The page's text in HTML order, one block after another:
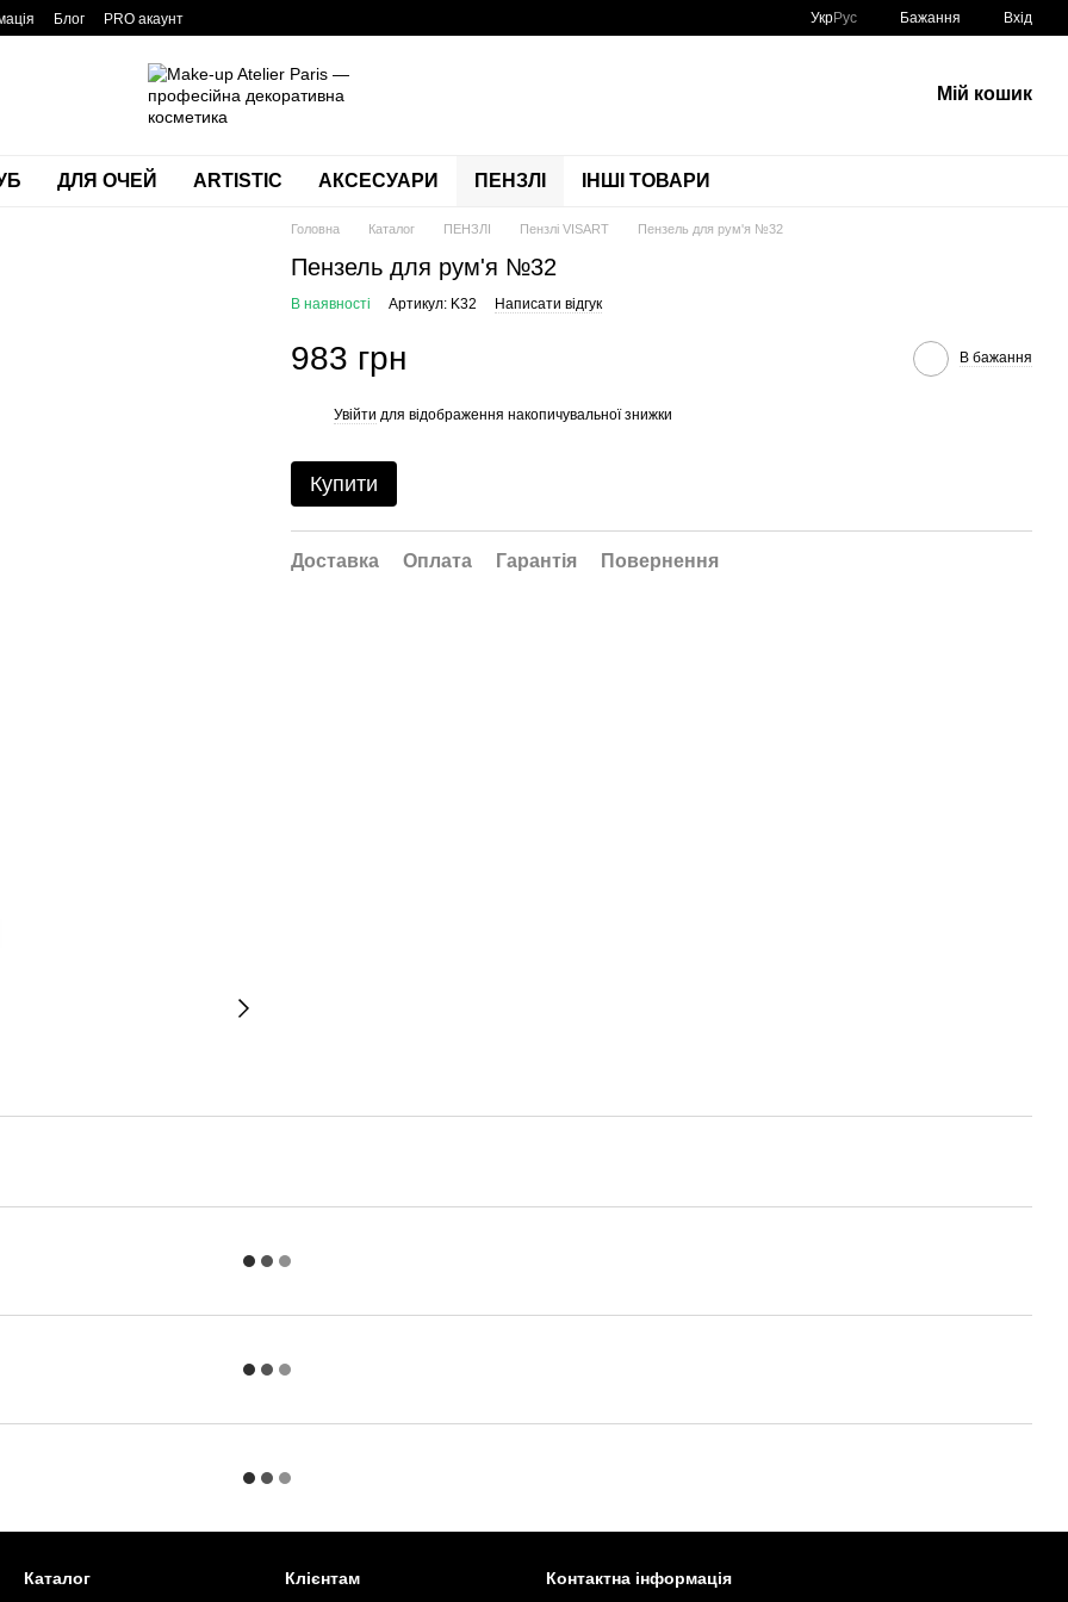
Блог PRO акаунт УкрРус Бажання Вхід
Мій кошик
ДЛЯ ОЧЕЙ ARTISTIC АКСЕСУАРИ ПЕНЗЛІ ІНШІ ТОВАРИ
Головна Каталог ПЕНЗЛІ Пензлі VISART Пензель для рум'я №32
Пензель для рум'я №32
В наявності Артикул: K32 Написати відгук
983 грн В бажання
Увійти для відображення накопичувальної знижки
Купити
Доставка Оплата Гарантія Повернення
Каталог Клієнтам Контактна інформація